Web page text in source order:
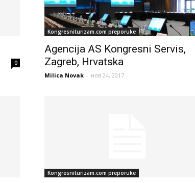
0
Kongresniturizam.com preporuke
Agencija AS Kongresni Servis,
Zagreb, Hrvatska
Milica Novak - нов 24, 2017
Kongresniturizam.com preporuke